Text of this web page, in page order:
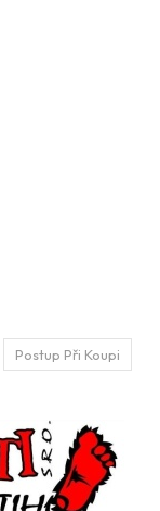
Postup Při Koupi